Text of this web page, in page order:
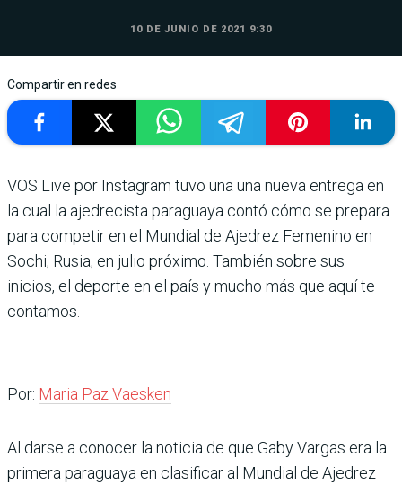
10 DE JUNIO DE 2021 9:30
Compartir en redes
VOS Live por Instagram tuvo una una nueva entrega en
la cual la ajedrecista paraguaya contó cómo se prepara
para competir en el Mundial de Ajedrez Femenino en
Sochi, Rusia, en julio próximo. También sobre sus
inicios, el deporte en el país y mucho más que aquí te
contamos.
Por: Maria Paz Vaesken
Al darse a conocer la noticia de que Gaby Vargas era la
primera paraguaya en clasificar al Mundial de Ajedrez